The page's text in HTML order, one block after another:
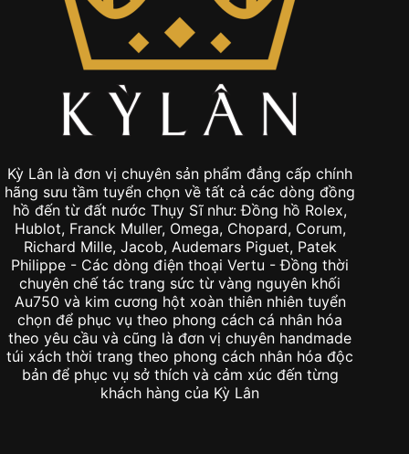
Kỳ Lân là đơn vị chuyên sản phẩm đẳng cấp chính
hãng sưu tầm tuyển chọn về tất cả các dòng đồng
hồ đến từ đất nước Thụy Sĩ như: Đồng hồ Rolex,
Hublot, Franck Muller, Omega, Chopard, Corum,
Richard Mille, Jacob, Audemars Piguet, Patek
Philippe - Các dòng điện thoại Vertu - Đồng thời
chuyên chế tác trang sức từ vàng nguyên khối
Au750 và kim cương hột xoàn thiên nhiên tuyển
chọn để phục vụ theo phong cách cá nhân hóa
theo yêu cầu và cũng là đơn vị chuyên handmade
túi xách thời trang theo phong cách nhân hóa độc
bản để phục vụ sở thích và cảm xúc đến từng
khách hàng của Kỳ Lân